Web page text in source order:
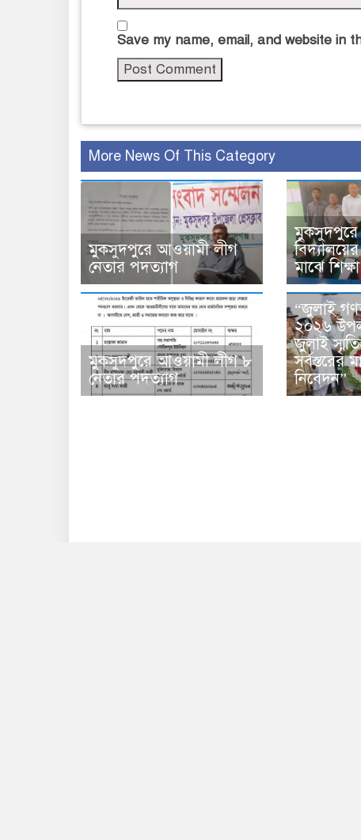
Save my name, email, and website in
More News Of This Category
মুকসুদপুরে আওয়ামী লীগ
নেতার পদত্যাগ
মুকসুদপুরে
বিদ্যালয়ের
মাঝে
মুকসুদপুরে আওয়ামী লীগ ৮
নেতার পদত্যাগ
“জুলাই
২০২৬
জুলাই
সর্বস্তরের
নিবেদন”